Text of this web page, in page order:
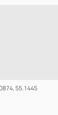
55.1445